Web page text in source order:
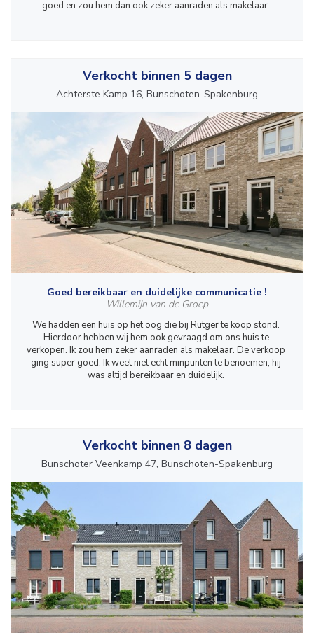
goed en zou hem dan ook zeker aanraden als makelaar.
Verkocht binnen 5 dagen
Achterste Kamp 16, Bunschoten-Spakenburg
Goed bereikbaar en duidelijke communicatie !
Willemijn van de Groep
We hadden een huis op het oog die bij Rutger te koop stond.
Hierdoor hebben wij hem ook gevraagd om ons huis te
verkopen. Ik zou hem zeker aanraden als makelaar. De verkoop
ging super goed. Ik weet niet echt minpunten te benoemen, hij
was altijd bereikbaar en duidelijk.
Verkocht binnen 8 dagen
Bunschoter Veenkamp 47, Bunschoten-Spakenburg